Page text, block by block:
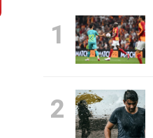
1
2